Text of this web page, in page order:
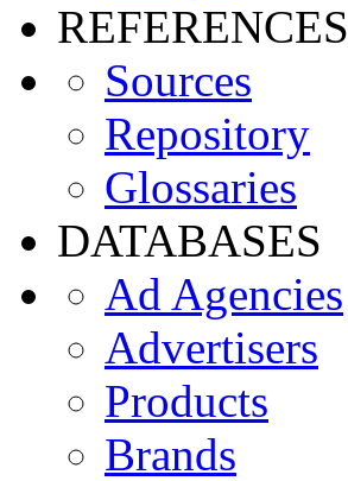
REFERENCES
Sources
Repository
Glossaries
DATABASES
Ad Agencies
Advertisers
Products
Brands